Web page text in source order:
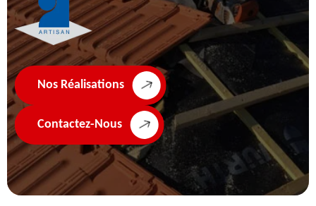
Nos Réalisations
Contactez-Nous